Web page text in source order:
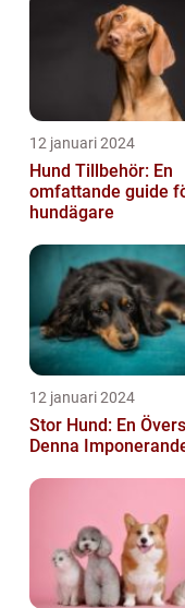
12 januari 2024
Hund Tillbehör: En
omfattande guide
hundägare
12 januari 2024
Stor Hund: En
Denna